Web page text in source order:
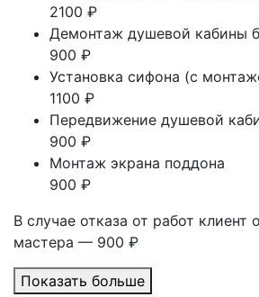
2100 ₽
Демонтаж душевой кабины
900 ₽
Установка сифона (с
1100 ₽
Передвижение душевой
900 ₽
Монтаж экрана поддона
900 ₽
В случае отказа от работ клиент
мастера — 900 ₽
Показать больше